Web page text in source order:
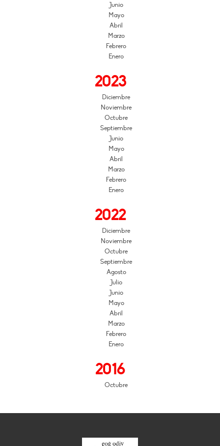
Junio
Mayo
Abril
Marzo
Febrero
Enero
2023
Diciembre
Noviembre
Octubre
Septiembre
Junio
Mayo
Abril
Marzo
Febrero
Enero
2022
Diciembre
Noviembre
Octubre
Septiembre
Agosto
Julio
Junio
Mayo
Abril
Marzo
Febrero
Enero
2016
Octubre